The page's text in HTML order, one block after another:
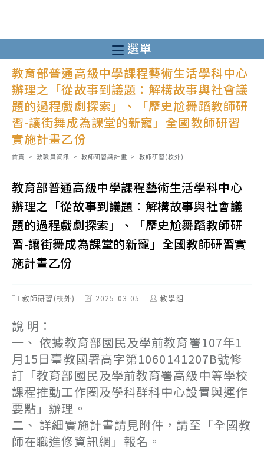
至
主
要
內
選單
教育部普通高級中學課程藝術生活學科中心
辦理之「從故事到議題：解構故事與社會議
題的過程戲劇探索」、「歷史尬舞蹈教師研
習-讓街舞成為課堂的新寵」全國教師研習
實施計畫乙份
首頁 > 教職員資訊 > 教師研習與計畫 > 教師研習(校外)
教育部普通高級中學課程藝術生活學科中心
辦理之「從故事到議題：解構故事與社會議
題的過程戲劇探索」、「歷史尬舞蹈教師研
習-讓街舞成為課堂的新寵」全國教師研習實
施計畫乙份
Post教師研習(校外)
Post2025-03-05
Post教學組
說 明：
一、 依據教育部國民及學前教育署107年1
月15日臺教國署高字第1060141207B號修
訂「教育部國民及學前教育署高級中等學校
課程推動工作圈及學科群科中心設置與運作
要點」辦理。
二、 詳細實施計畫請見附件，請至「全國教
師在職進修資訊網」報名。